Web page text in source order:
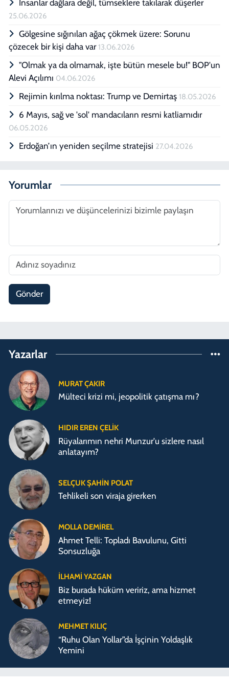
İnsanlar dağlara değil, tümseklere takılarak düşerler
25.06.2026
Gölgesine sığınılan ağaç çökmek üzere: Sorunu
çözecek bir kişi daha var13.06.2026
"Olmak ya da olmamak, işte bütün mesele bu!" BOP'un
Alevi Açılımı 04.06.2026
Rejimin kırılma noktası: Trump ve Demirtaş 18.05.2026
6 Mayıs, sağ ve 'sol' mandacıların resmi katliamıdır
06.05.2026
Erdoğan’ın yeniden seçilme stratejisi 27.04.2026
Yorumlar
Gönder
Yazarlar
MURAT ÇAKIR
Mülteci krizi mi, jeopolitik çatışma mı?
HIDIR EREN ÇELIK
Rüyalarımın nehri Munzur'u sizlere nasıl
anlatayım?
SELÇUK ŞAHIN POLAT
Tehlikeli son viraja girerken
MOLLA DEMIREL
Ahmet Telli: Topladı Bavulunu, Gitti
Sonsuzluğa
İLHAMI YAZGAN
Biz burada hüküm veririz, ama hizmet
etmeyiz!
MEHMET KILIÇ
“Ruhu Olan Yollar”da İşçinin Yoldaşlık
Yemini